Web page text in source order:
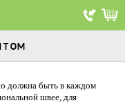
должна быть в каждом
швее, для